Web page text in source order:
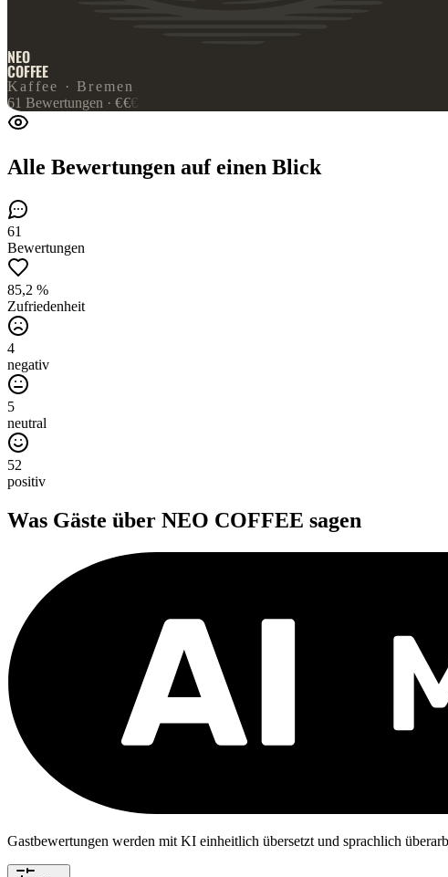
NEO
COFFEE
Kaffee · Bremen
61 Bewertungen · €€€
Alle Bewertungen auf einen Blick
61
Bewertungen
85,2 %
Zufriedenheit
4
negativ
5
neutral
52
positiv
Was Gäste über NEO COFFEE sagen
Gastbewertungen werden mit KI einheitlich übersetzt und sprachlich